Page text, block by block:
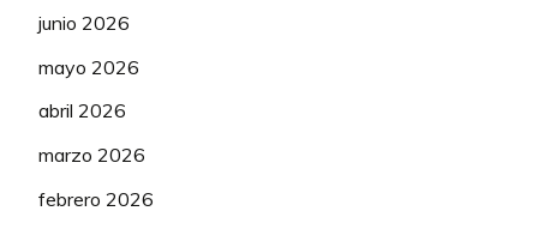
junio 2026
mayo 2026
abril 2026
marzo 2026
febrero 2026